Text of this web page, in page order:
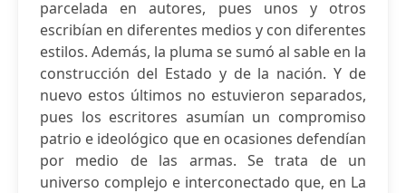
parcelada en autores, pues unos y otros
escribían en diferentes medios y con diferentes
estilos. Además, la pluma se sumó al sable en la
construcción del Estado y de la nación. Y de
nuevo estos últimos no estuvieron separados,
pues los escritores asumían un compromiso
patrio e ideológico que en ocasiones defendían
por medio de las armas. Se trata de un
universo complejo e interconectado que, en La